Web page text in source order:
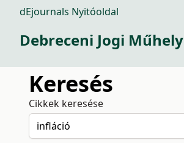
dEjournals Nyitóoldal
Debreceni Jogi Műhely
Keresés
Cikkek keresése